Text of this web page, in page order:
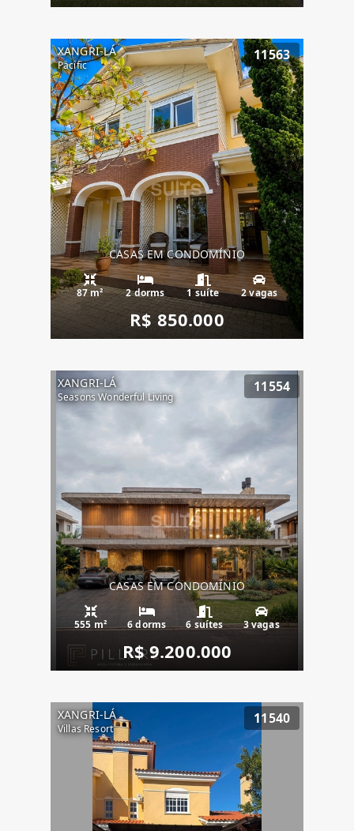
XANGRI-LÁ
Pacific
11563
CASAS EM CONDOMÍNIO
87 m² 2 dorms 1 suíte 2 vagas
R$ 850.000
XANGRI-LÁ
Seasons Wonderful Living
11554
CASAS EM CONDOMÍNIO
555 m² 6 dorms 6 suítes 3 vagas
R$ 9.200.000
XANGRI-LÁ
Villas Resort
11540